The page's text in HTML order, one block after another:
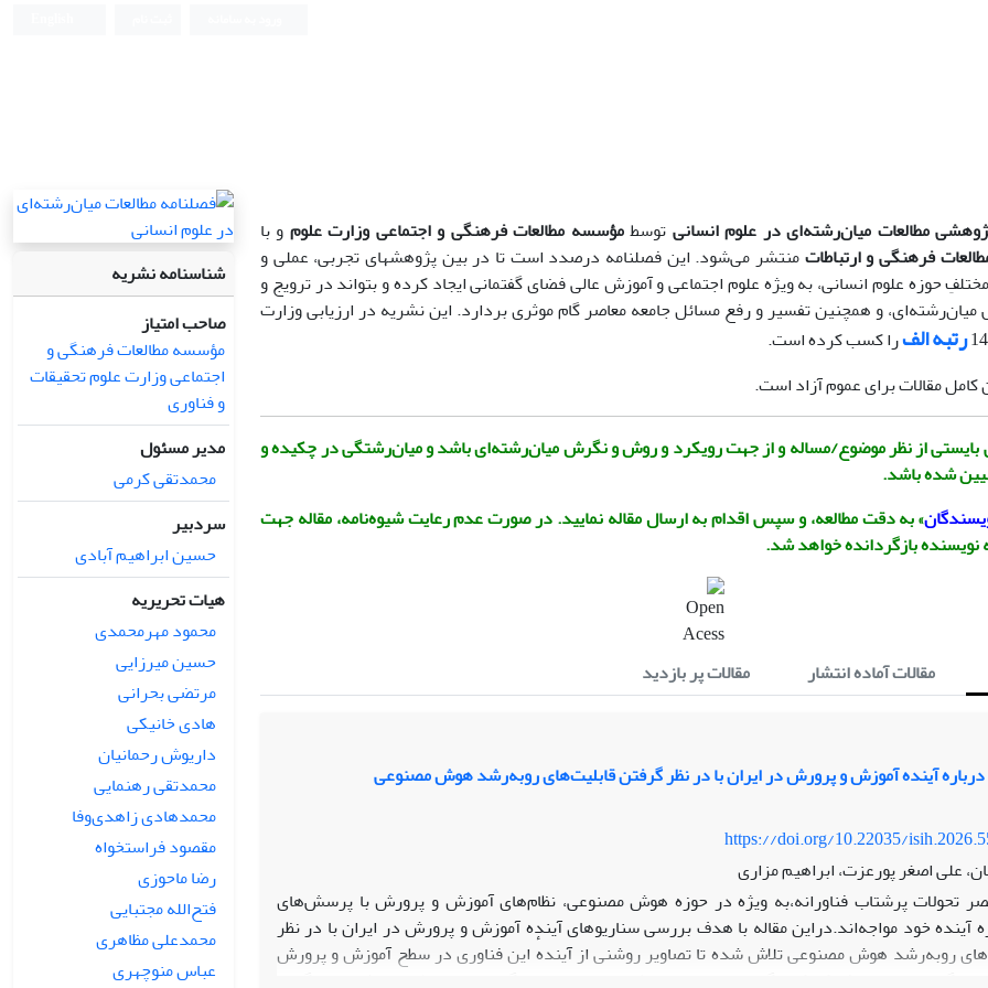
مطالعات میان‌رشته‌ای در علوم انسانی توسطمؤسسه مطالعات فرهنگی و اجتماعی وزارت علوم و با
فرهنگی و ارتباطاتمنتشر می‌شود. این فصلنامه درصدد است تا در بین پژوهشهای تجربی، عملی و
حوزه علوم انسانی، به ویژه علوم اجتماعی و آموزش عالی فضای گفتمانی ایجاد کرده و بتواند در ترویج و
و همچنین تفسیر و رفع مسائل جامعه معاصر گام موثری بردارد. این نشریه در ارزیابی وزارت
رتبه الفرا کسب کرده است.
مقالات برای عموم آزاد است.
بایستی از نظر موضوع/مساله و از جهت رویکرد و روش و نگرش میانرشتهای باشد و میانرشتگی در چکیده و
شده باشد.
» به دقت مطالعه، و سپس اقدام به ارسال مقاله نمایید. در صورت عدم رعایت شیوه‌نامه، مقاله جهت
نویسنده بازگردانده خواهد شد.
مقالات آماده انتشار مقالات پر بازدید
درباره آینده آموزش و پرورش در ایران با در نظر گرفتن قابلیت‌های رو‌به‌رشد هوش مصنوعی
https://doi.org/10.22035/
علی اصغر پورعزت، ابراهیم مزاری
تحولات پرشتاب فناورانه،به ویژه در حوزه هوش مصنوعی، نظام‌های آموزش و پرورش با پرسش‌های
آینده خود مواجه‌اند.دراین مقاله با هدف بررسی سناریوهای آینده آموزش و پرورش در ایران با در نظر
رو‌به‌رشد هوش مصنوعی تلاش شده تا تصاویر روشنی از آیندهٔ این فناوری در سطح آموزش و پرورش
گردد. جامعه مشارکت‌کنندگان از بین صاحب‌نظران، اساتید و خبرگان علمی ‌از طریق روش نمونه‌گیری
شناسنامه نشریه
صاحب امتیاز
مؤسسه مطالعات فرهنگی و
اجتماعی وزارت علوم تحقیقات
و فناوری
مدیر مسئول
محمدتقی کرمی
سردبیر
حسین ابراهیم آبادی
هیات تحریریه
محمود مهرمحمدی
حسین میرزایی
مرتضی بحرانی
هادی خانیکی
داریوش رحمانیان
محمدتقی رهنمایی
محمدهادی زاهدی‌وفا
مقصود فراستخواه
رضا ماحوزی
فتح‌الله مجتبایی
محمدعلی مظاهری
عباس منوچهری